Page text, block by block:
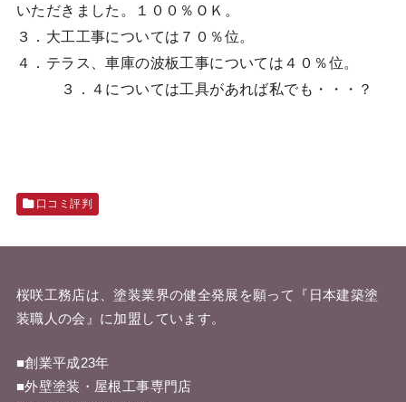
いただきました。１００％ＯＫ。
３．大工工事については７０％位。
４．テラス、車庫の波板工事については４０％位。
３．４については工具があれば私でも・・・？
口コミ評判
桜咲工務店は、塗装業界の健全発展を願って『 日本建築塗
装職人の会 』に加盟しています。
■創業平成23年
■外壁塗装・屋根工事専門店